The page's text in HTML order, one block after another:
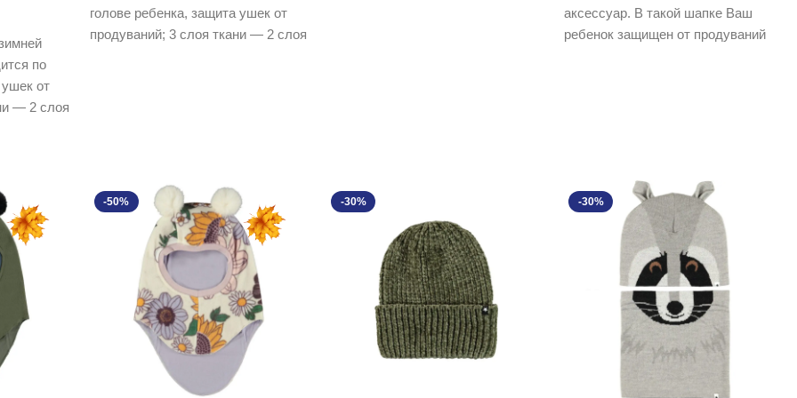
по
от
— 2 слоя
голове ребенка, защита ушек от
продуваний; 3 слоя ткани — 2 слоя
аксессуар. В такой шапке Ваш
ребенок защищен от продуваний
-50% -30% -30%